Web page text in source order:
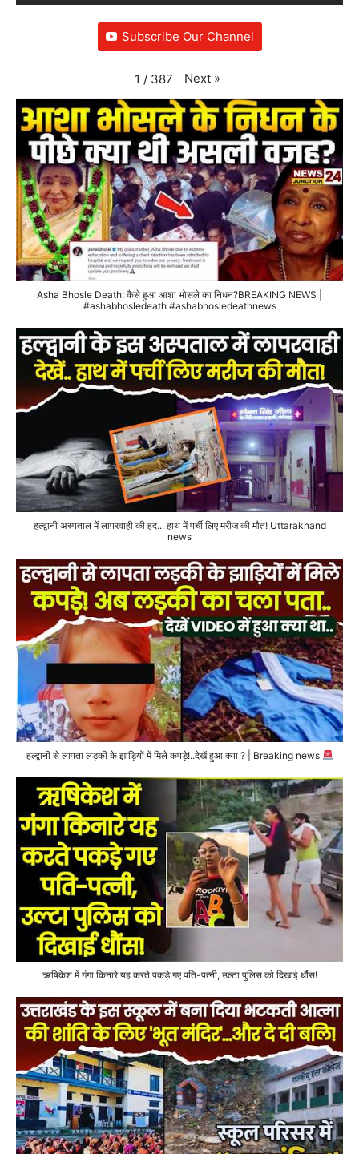
Subscribe Our Channel
1 / 387 Next »
Asha Bhosle Death: कैसे हुआ आशा भोसले का निधन?BREAKING NEWS |
#ashabhosledeath #ashabhosledeathnews
हल्द्वानी अस्पताल में लापरवाही की हद... हाथ में पर्ची लिए मरीज की मौत! Uttarakhand
news
हल्द्वानी से लापता लड़की के झाड़ियों में मिले कपड़े!..देखें हुआ क्या ? | Breaking news
ऋषिकेश में गंगा किनारे यह करते पकड़े गए पति-पत्नी, उल्टा पुलिस को दिखाई धौंस!